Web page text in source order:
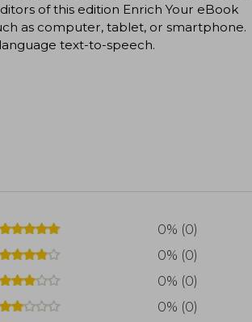
of this edition Enrich Your eBook
as computer, tablet, or smartphone.
text-to-speech.
0% (0)
0% (0)
0% (0)
0% (0)